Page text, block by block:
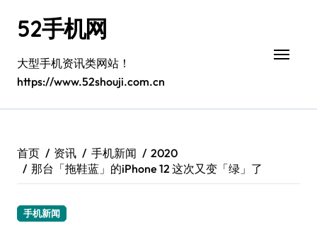
52手机网
大型手机资讯类网站！
https://www.52shouji.com.cn
首页 资讯 手机新闻
2020
那台「拖鞋蓝」的iPhone 12 这次又变「绿」了
手机新闻